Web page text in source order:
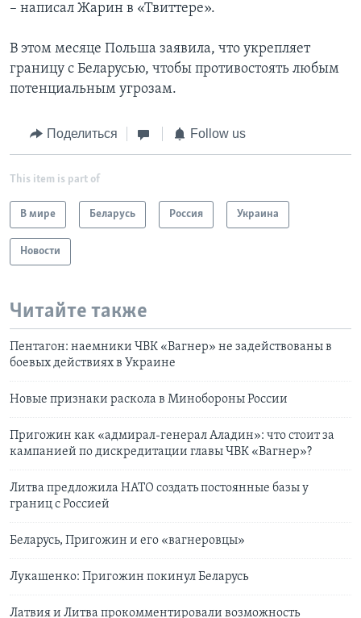
– написал Жарин в «Твиттере».
В этом месяце Польша заявила, что укрепляет
границу с Беларусью, чтобы противостоять любым
потенциальным угрозам.
Поделиться Follow us
This item is part of
В мире Беларусь Россия Украина
Новости
Читайте также
Пентагон: наемники ЧВК «Вагнер» не задействованы в
боевых действиях в Украине
Новые признаки раскола в Минобороны России
Пригожин как «адмирал-генерал Аладин»: что стоит за
кампанией по дискредитации главы ЧВК «Вагнер»?
Литва предложила НАТО создать постоянные базы у
границ с Россией
Беларусь, Пригожин и его «вагнеровцы»
Лукашенко: Пригожин покинул Беларусь
Латвия и Литва прокомментировали возможность